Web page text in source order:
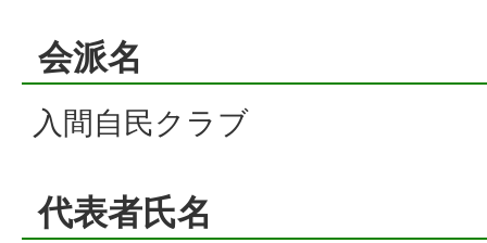
会派名
入間自民クラブ
代表者氏名